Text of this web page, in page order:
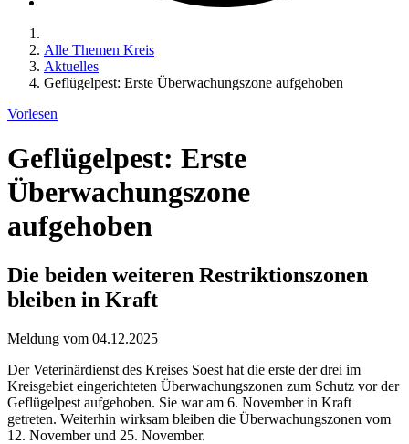
Alle Themen Kreis
Aktuelles
Geflügelpest: Erste Überwachungszone aufgehoben
Vorlesen
Geflügelpest: Erste
Überwachungszone
aufgehoben
Die beiden weiteren Restriktionszonen
bleiben in Kraft
Meldung vom 04.12.2025
Der Veterinärdienst des Kreises Soest hat die erste der drei im
Kreisgebiet eingerichteten Überwachungszonen zum Schutz vor der
Geflügelpest aufgehoben. Sie war am 6. November in Kraft
getreten. Weiterhin wirksam bleiben die Überwachungszonen vom
12. November und 25. November.